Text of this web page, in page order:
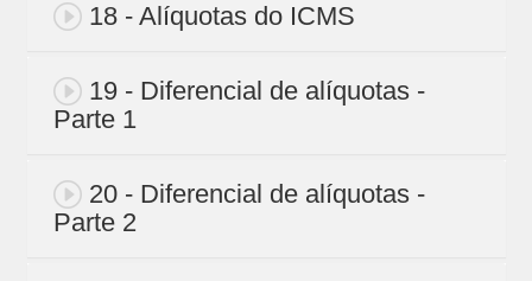
18 - Alíquotas do ICMS
19 - Diferencial de alíquotas -
Parte 1
20 - Diferencial de alíquotas -
Parte 2